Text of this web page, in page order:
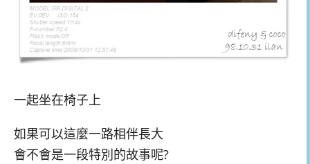
一起坐在椅子上
如果可以這麼一路相伴長大
會不會是一段特別的故事呢?